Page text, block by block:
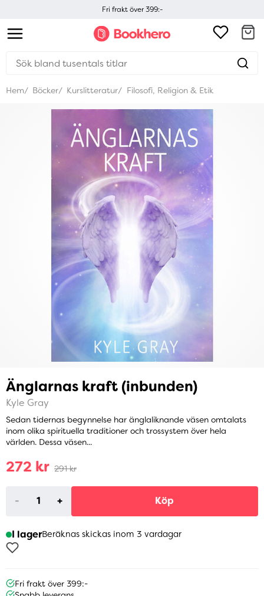
Fri frakt över 399:-
Hem Böcker Kurslitteratur Filosofi, Religion & Etik
Änglarnas kraft (inbunden)
Kyle Gray
Sedan tidernas begynnelse har änglaliknande väsen omtalats
inom olika spirituella traditioner och trossystem över hela
världen. Dessa väsen...
272 kr 291 kr
- + Köp
I lagerBeräknas skickas inom 3 vardagar
Fri frakt över 399:-